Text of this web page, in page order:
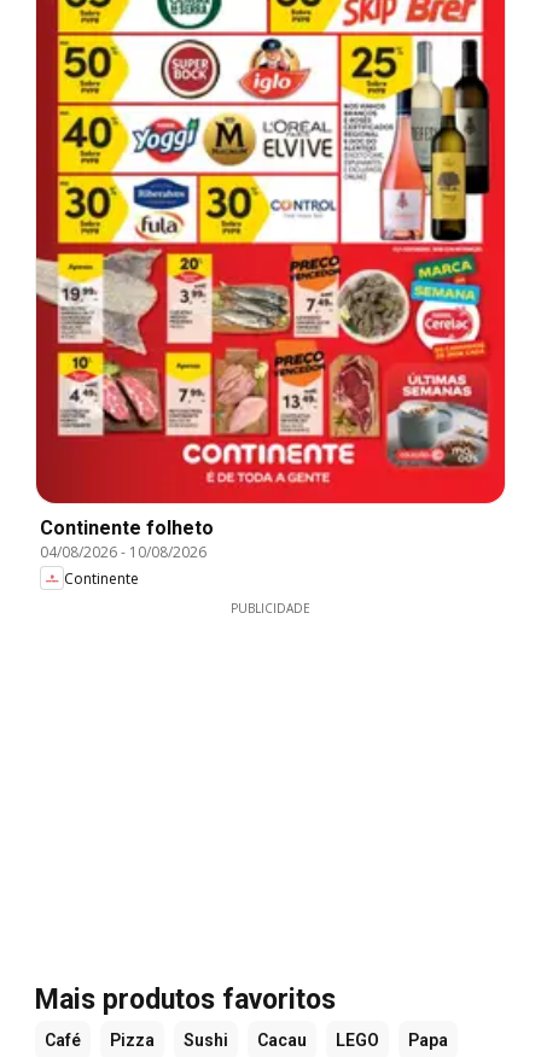
Continente folheto
04/08/2026- 10/08/2026
Continente
PUBLICIDADE
Mais produtos favoritos
Café Pizza Sushi Cacau LEGO Papa